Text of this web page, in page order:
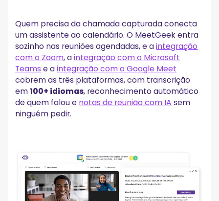
Quem precisa da chamada capturada conecta
um assistente ao calendário. O MeetGeek entra
sozinho nas reuniões agendadas, e aintegração
com o Zoom, aintegração com o Microsoft
Teams e aintegração com o Google Meet
cobrem as três plataformas, com transcrição
em100+ idiomas, reconhecimento automático
de quem falou e notas de reunião com IA sem
ninguém pedir.